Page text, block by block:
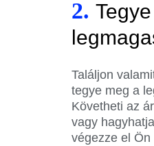
2.
Találjon
tegye meg a
Követheti az
vagy
végezze el